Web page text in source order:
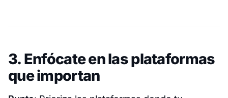
3. Enfócate en las plataformas
que importan